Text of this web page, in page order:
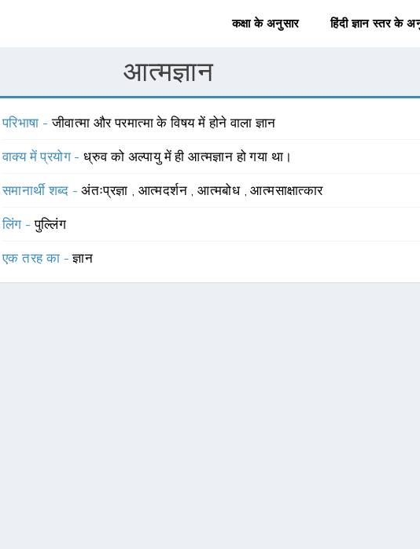
कक्षा के अनुसार हिंदी ज्ञान स्तर के
आत्मज्ञान
परिभाषा -जीवात्मा और परमात्मा के विषय में होने वाला ज्ञान
वाक्य में प्रयोग -ध्रुव को अल्पायु में ही आत्मज्ञान हो गया था।
समानार्थी शब्द -अंतःप्रज्ञा , आत्मदर्शन ,आत्मबोध ,आत्मसाक्षात्कार
लिंग -पुल्लिंग
एक तरह का -ज्ञान